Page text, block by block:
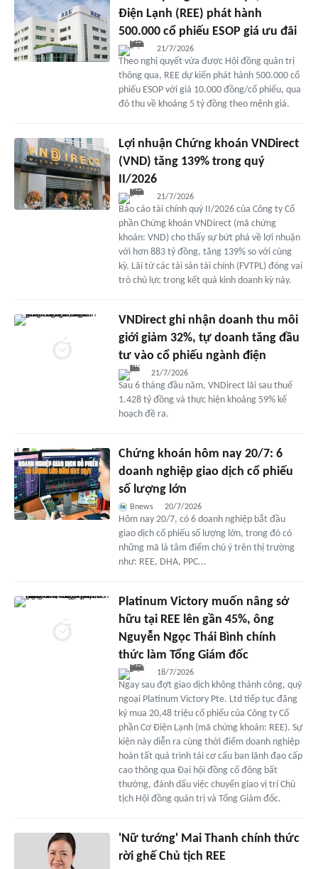
Điện Lạnh (REE) phát hành
500.000 cổ phiếu ESOP giá ưu đãi
21/7/2026
Theo nghị quyết vừa được Hội đồng quản trị
thông qua, REE dự kiến phát hành 500.000 cổ
phiếu ESOP với giá 10.000 đồng/cổ phiếu, qua
đó thu về khoảng 5 tỷ đồng theo mệnh giá.
Lợi nhuận Chứng khoán VNDirect
(VND) tăng 139% trong quý
II/2026
21/7/2026
Báo cáo tài chính quý II/2026 của Công ty Cổ
phần Chứng khoán VNDirect (mã chứng
khoán: VND) cho thấy sự bứt phá về lợi nhuận
với hơn 883 tỷ đồng, tăng 139% so với cùng
kỳ. Lãi từ các tài sản tài chính (FVTPL) đóng vai
trò chủ lực trong kết quả kinh doanh kỳ này.
VNDirect ghi nhận doanh thu môi
giới giảm 32%, tự doanh tăng đầu
tư vào cổ phiếu ngành điện
21/7/2026
Sau 6 tháng đầu năm, VNDirect lãi sau thuế
1.428 tỷ đồng và thực hiện khoảng 59% kế
hoạch đề ra.
Chứng khoán hôm nay 20/7: 6
doanh nghiệp giao dịch cổ phiếu
số lượng lớn
Bnews 20/7/2026
Hôm nay 20/7, có 6 doanh nghiệp bắt đầu
giao dịch cổ phiếu số lượng lớn, trong đó có
những mã là tâm điểm chú ý trên thị trường
như: REE, DHA, PPC...
Platinum Victory muốn nâng sở
hữu tại REE lên gần 45%, ông
Nguyễn Ngọc Thái Bình chính
thức làm Tổng Giám đốc
18/7/2026
Ngay sau đợt giao dịch không thành công, quỹ
ngoại Platinum Victory Pte. Ltd tiếp tục đăng
ký mua 20,48 triệu cổ phiếu của Công ty Cổ
phần Cơ Điện Lạnh (mã chứng khoán: REE). Sự
kiện này diễn ra cùng thời điểm doanh nghiệp
hoàn tất quá trình tái cơ cấu ban lãnh đạo cấp
cao thông qua Đại hội đồng cổ đông bất
thường, đánh dấu việc chuyển giao vị trí Chủ
tịch Hội đồng quản trị và Tổng Giám đốc.
'Nữ tướng' Mai Thanh chính thức
rời ghế Chủ tịch REE